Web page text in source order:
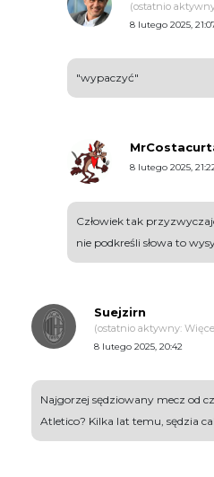
(ostatnio
8 lutego 2025,
"wypaczyć"
8 lutego 2025,
Człowiek tak
nie podkreśli słowa to
Suejzirn
(ostatnio aktywny:
8 lutego 2025, 20:42
Najgorzej sędziowany mecz od
Atletico? Kilka lat temu, sędzia